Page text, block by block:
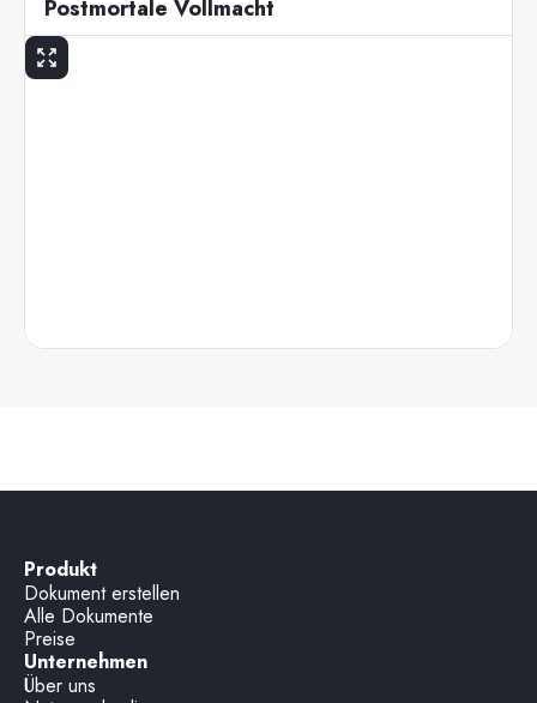
Postmortale Vollmacht
Produkt
Dokument erstellen
Alle Dokumente
Preise
Unternehmen
Über uns